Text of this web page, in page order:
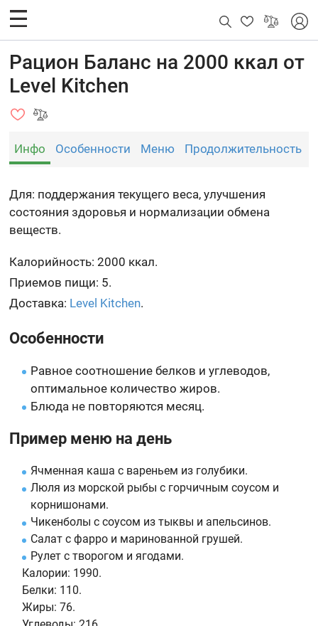
Рацион Баланс на 2000 ккал от
Level Kitchen
Инфо Особенности Меню Продолжительность
Для: поддержания текущего веса, улучшения
состояния здоровья и нормализации обмена
веществ.
Калорийность: 2000 ккал.
Приемов пищи: 5.
Доставка: Level Kitchen.
Особенности
Равное соотношение белков и углеводов,
оптимальное количество жиров.
Блюда не повторяются месяц.
Пример меню на день
Ячменная каша с вареньем из голубики.
Люля из морской рыбы с горчичным соусом и
корнишонами.
Чикенболы с соусом из тыквы и апельсинов.
Салат с фарро и маринованной грушей.
Рулет с творогом и ягодами.
Калории: 1990.
Белки: 110.
Жиры: 76.